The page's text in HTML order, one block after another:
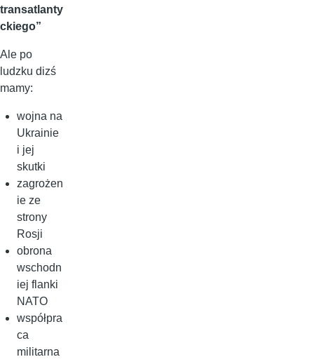
transatlanty
ckiego”
Ale po
ludzku dizś
mamy:
wojna na
Ukrainie
i jej
skutki
zagrożen
ie ze
strony
Rosji
obrona
wschodn
iej flanki
NATO
współpra
ca
militarna